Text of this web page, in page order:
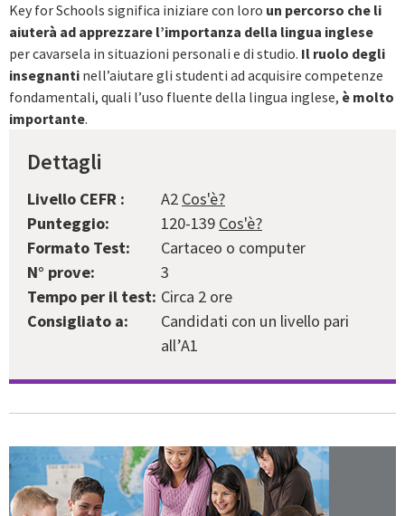
Key for Schools significa iniziare con loro un percorso che li
aiuterà ad apprezzare l’importanza della lingua inglese
per cavarsela in situazioni personali e di studio. Il ruolo degli
insegnanti nell’aiutare gli studenti ad acquisire competenze
fondamentali, quali l’uso fluente della lingua inglese, è molto
importante.
Dettagli
Livello CEFR : A2 Cos'è?
Punteggio:
120-139 Cos'è?
Formato Test:
Cartaceo o computer
N° prove:
3
Tempo per il test: Circa 2 ore
Consigliato a:
Candidati con un livello pari
all’A1